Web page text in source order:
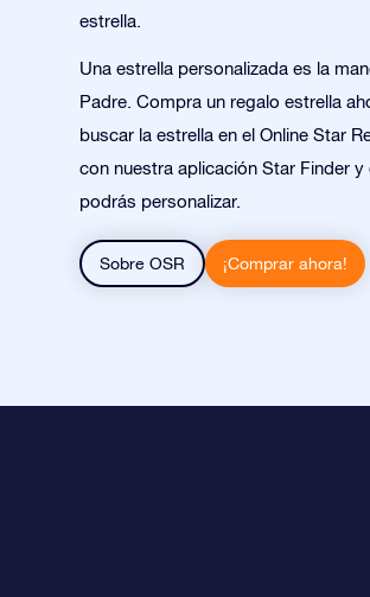
estrella.
Una estrella personalizada es la
Padre. Compra un regalo estrella
buscar la estrella en el Online Star
con nuestra aplicación Star Finder
podrás personalizar.
Sobre OSR ¡Comprar ahora!